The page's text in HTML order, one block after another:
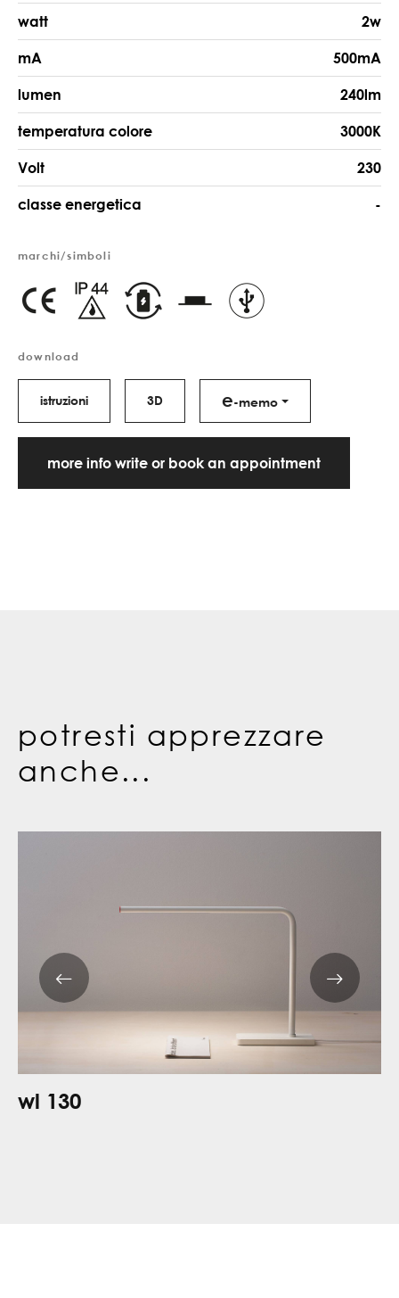
watt 2w
mA 500mA
lumen 240lm
temperatura colore 3000K
Volt 230
classe energetica -
marchi/simboli
download
istruzioni 3D e-memo
more info write or book an appointment
potresti apprezzare
anche...
wl 130